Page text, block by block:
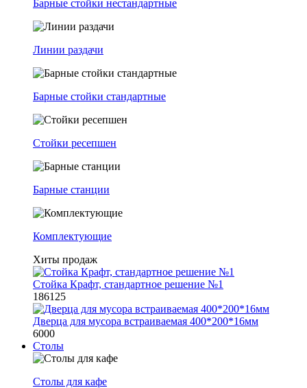
Барные стойки нестандартные
Линии раздачи
Барные стойки стандартные
Стойки ресепшен
Барные станции
Комплектующие
Хиты продаж
Стойка Крафт, стандартное решение №1
186125
Дверца для мусора встраиваемая 400*200*16мм
6000
Столы
Столы для кафе